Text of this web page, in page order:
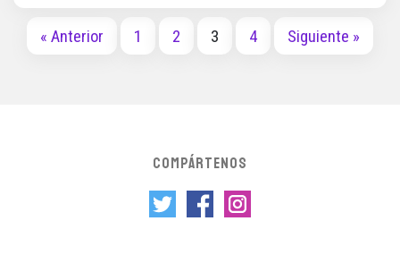
« Anterior 1 2 3 4 Siguiente »
COMPÁRTENOS